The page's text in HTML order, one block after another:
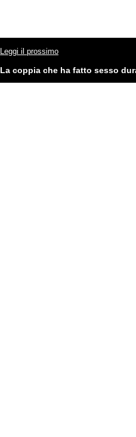
Leggi il prossimo
La coppia che ha fatto sesso